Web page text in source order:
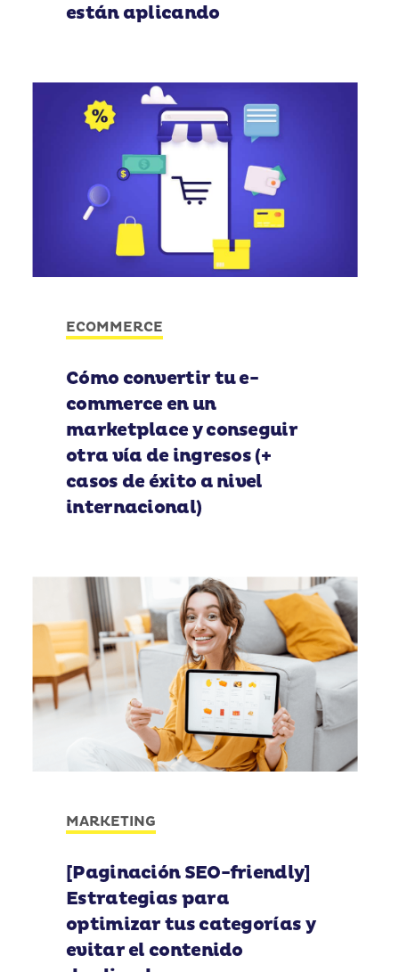
están aplicando
ECOMMERCE
Cómo convertir tu e-
commerce en un
marketplace y conseguir
otra vía de ingresos (+
casos de éxito a nivel
internacional)
MARKETING
[Paginación SEO-friendly]
Estrategias para
optimizar tus categorías y
evitar el contenido